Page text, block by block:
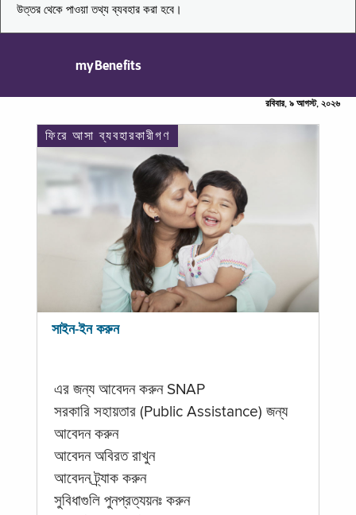
উত্তর থেকে পাওয়া তথ্য ব্যবহার করা হবে।
myBenefits
রবিবার, ৯ আগস্ট, ২০২৬
ফিরে আসা ব্যবহারকারীগণ
সাইন-ইন করুন
এর জন্য আবেদন করুন SNAP
সরকারি সহায়তার (Public Assistance) জন্য
আবেদন করুন
আবেদন অবিরত রাখুন
আবেদন ট্র্যাক করুন
সুবিধাগুলি পুনপ্রত্যয়নঃ করুন